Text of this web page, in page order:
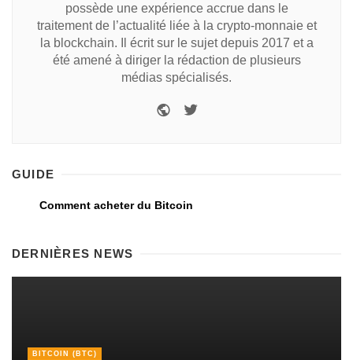
possède une expérience accrue dans le
traitement de l’actualité liée à la crypto-monnaie et
la blockchain. Il écrit sur le sujet depuis 2017 et a
été amené à diriger la rédaction de plusieurs
médias spécialisés.
GUIDE
Comment acheter du Bitcoin
DERNIÈRES NEWS
BITCOIN (BTC)